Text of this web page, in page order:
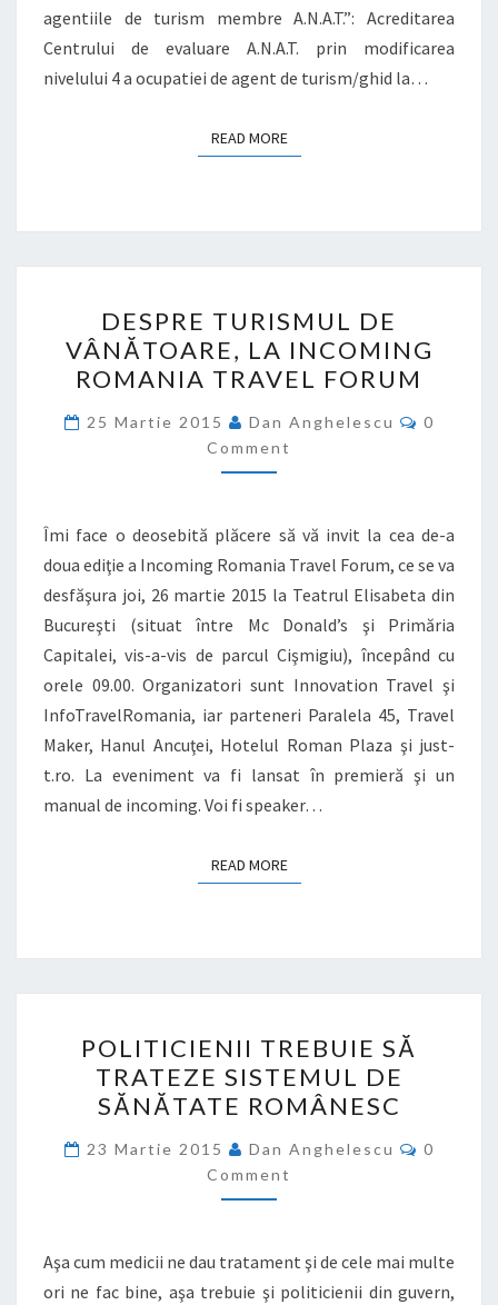
agentiile de turism membre A.N.A.T.”: Acreditarea
Centrului de evaluare A.N.A.T. prin modificarea
nivelului 4 a ocupatiei de agent de turism/ghid la…
READ MOREREAD MORE
TURISMUL
DE
VÂNĂTOARE,
LA
INCOMING
ROMANIA
FORUM
DESPRE TURISMUL DE
VÂNĂTOARE, LA INCOMING
ROMANIA TRAVEL FORUM
25 Martie 2015 Dan Anghelescu
0
Comment
Îmi face o deosebită plăcere să vă invit la cea de-a
doua ediţie a Incoming Romania Travel Forum, ce se va
desfăşura joi, 26 martie 2015 la Teatrul Elisabeta din
Bucureşti (situat între Mc Donald’s şi Primăria
Capitalei, vis-a-vis de parcul Cişmigiu), începând cu
orele 09.00. Organizatori sunt Innovation Travel şi
InfoTravelRomania, iar parteneri Paralela 45, Travel
Maker, Hanul Ancuţei, Hotelul Roman Plaza şi just-
t.ro. La eveniment va fi lansat în premieră şi un
manual de incoming. Voi fi speaker…
READ MOREREAD MORE
TREBUIE
SĂ
TRATEZE
SISTEMUL
DE
SĂNĂTATE
POLITICIENII TREBUIE SĂ
TRATEZE SISTEMUL DE
SĂNĂTATE ROMÂNESC
23 Martie 2015 Dan Anghelescu
0
Comment
Aşa cum medicii ne dau tratament şi de cele mai multe
ori ne fac bine, aşa trebuie şi politicienii din guvern,